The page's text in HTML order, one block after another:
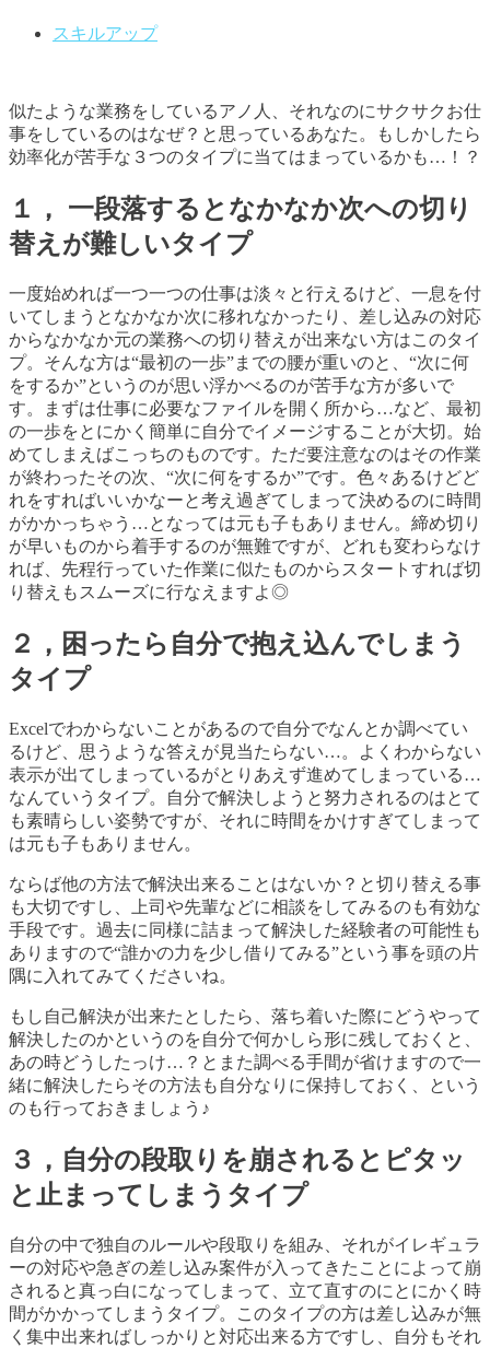
スキルアップ
似たような業務をしているアノ人、それなのにサクサクお仕
事をしているのはなぜ？と思っているあなた。もしかしたら
効率化が苦手な３つのタイプに当てはまっているかも… ！？
１， 一段落するとなかなか次への切り
替えが難しいタイプ
一度始めれば一つ一つの仕事は淡々と行えるけど、一息を付
いてしまうとなかなか次に移れなかったり、差し込みの対応
からなかなか元の業務への切り替えが出来ない方はこのタイ
プ。そんな方は“最初の一歩”までの腰が重いのと、 “次に何
をするか”というのが思い浮かべるのが苦手な方が多いで
す。まずは仕事に必要なファイルを開く所から…など、最初
の一歩をとにかく簡単に自分でイメージすることが大切。始
めてしまえばこっちのものです。ただ要注意なのはその作業
が終わったその次、 “次に何をするか”です。色々あるけどど
れをすればいいかなーと考え過ぎてしまって決めるのに時間
がかかっちゃう …となっては元も子もありません。締め切り
が早いものから着手するのが無難ですが、どれも変わらなけ
れば、先程行っていた作業に似たものからスタートすれば切
り替えもスムーズに行なえますよ◎
２，困ったら自分で抱え込んでしまう
タイプ
Excelでわからないことがあるので自分でなんとか調べてい
るけど、思うような答えが見当たらない…。よくわからない
表示が出てしまっているがとりあえず進めてしまっている…
なんていうタイプ。自分で解決しようと努力されるのはとて
も素晴らしい姿勢ですが、それに時間をかけすぎてしまって
は元も子もありません。
ならば他の方法で解決出来ることはないか？と切り替える事
も大切ですし、上司や先輩などに相談をしてみるのも有効な
手段です。過去に同様に詰まって解決した経験者の可能性も
ありますので“誰かの力を少し借りてみる”という事を頭の片
隅に入れてみてくださいね。
もし自己解決が出来たとしたら、落ち着いた際にどうやって
解決したのかというのを自分で何かしら形に残しておくと、
あの時どうしたっけ… ？とまた調べる手間が省けますので一
緒に解決したらその方法も自分なりに保持しておく、という
のも行っておきましょう♪
３，自分の段取りを崩されるとピタッ
と止まってしまうタイプ
自分の中で独自のルールや段取りを組み、それがイレギュラ
ーの対応や急ぎの差し込み案件が入ってきたことによって崩
されると真っ白になってしまって、立て直すのにとにかく時
間がかかってしまうタイプ。このタイプの方は差し込みが無
く集中出来ればしっかりと対応出来る方ですし、自分もそれ